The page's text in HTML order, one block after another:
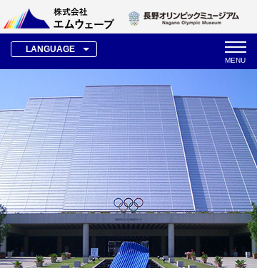
LANGUAGE
MENU